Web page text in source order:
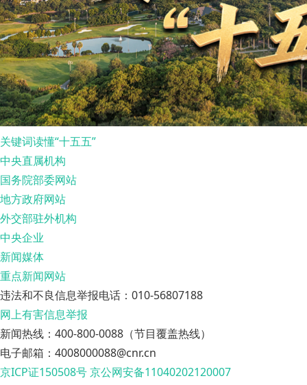
关键词读懂“十五五”
中央直属机构
国务院部委网站
地方政府网站
外交部驻外机构
中央企业
新闻媒体
重点新闻网站
违法和不良信息举报电话：010-56807188
网上有害信息举报
新闻热线：400-800-0088（节目覆盖热线）
电子邮箱：4008000088@cnr.cn
京ICP证150508号京公网安备11040202120007